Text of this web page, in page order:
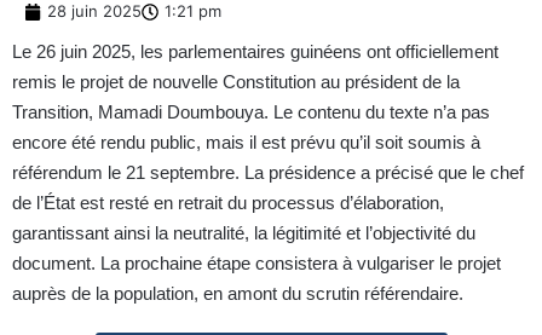
28 juin 2025 1:21 pm
Le 26 juin 2025, les parlementaires guinéens ont officiellement
remis le projet de nouvelle Constitution au président de la
Transition, Mamadi Doumbouya. Le contenu du texte n’a pas
encore été rendu public, mais il est prévu qu’il soit soumis à
référendum le 21 septembre. La présidence a précisé que le chef
de l’État est resté en retrait du processus d’élaboration,
garantissant ainsi la neutralité, la légitimité et l’objectivité du
document. La prochaine étape consistera à vulgariser le projet
auprès de la population, en amont du scrutin référendaire.